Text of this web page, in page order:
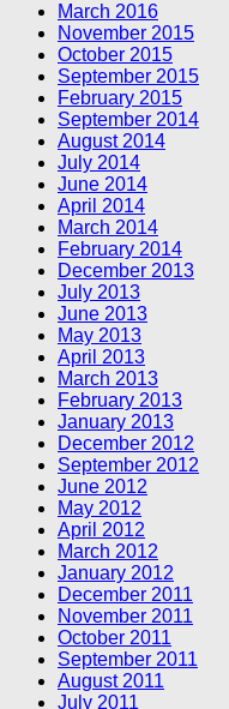
March 2016
November 2015
October 2015
September 2015
February 2015
September 2014
August 2014
July 2014
June 2014
April 2014
March 2014
February 2014
December 2013
July 2013
June 2013
May 2013
April 2013
March 2013
February 2013
January 2013
December 2012
September 2012
June 2012
May 2012
April 2012
March 2012
January 2012
December 2011
November 2011
October 2011
September 2011
August 2011
July 2011